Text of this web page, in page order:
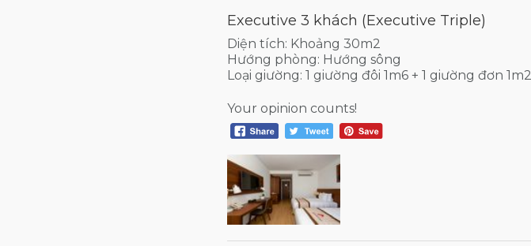
Executive 3 khách (Executive Triple)
Diện tích: Khoảng 30m2
Hướng phòng: Hướng sông
Loại giường: 1 giường đôi 1m6 + 1 giường đơn 1m2
Your opinion counts!